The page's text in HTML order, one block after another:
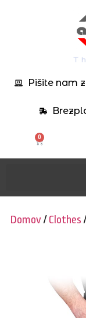
Pišite nam
0
Domov/Clothes